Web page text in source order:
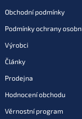
Obchodní podmínky
Podmínky ochrany
Výrobci
Články
Prodejna
Hodnocení obchodu
Věrnostní program